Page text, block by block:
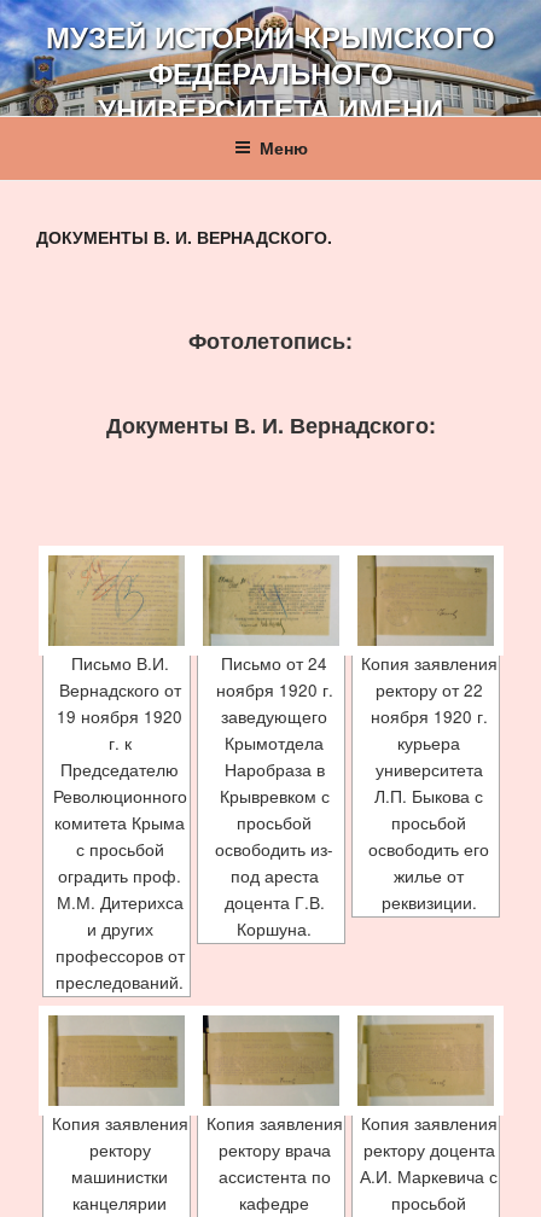
Перейти
к
содержимому
МУЗЕЙ ИСТОРИИ КРЫМСКОГО
ФЕДЕРАЛЬНОГО
УНИВЕРСИТЕТА ИМЕНИ
В. И. ВЕРНАДСКОГО
Меню
ДОКУМЕНТЫ В. И. ВЕРНАДСКОГО.
Фотолетопись:
Документы В. И. Вернадского:
Письмо В.И.
Вернадского от
19 ноября 1920
г. к
Председателю
Революционного
комитета Крыма
с просьбой
оградить проф.
М.М. Дитерихса
и других
профессоров от
преследований.
Письмо от 24
ноября 1920 г.
заведующего
Крымотдела
Наробраза в
Крывревком с
просьбой
освободить из-
под ареста
доцента Г.В.
Коршуна.
Копия заявления
ректору от 22
ноября 1920 г.
курьера
университета
Л.П. Быкова с
просьбой
освободить его
жилье от
реквизиции.
Копия заявления
ректору
машинистки
канцелярии
Копия заявления
ректору врача
ассистента по
кафедре
Копия заявления
ректору доцента
А.И. Маркевича с
просьбой